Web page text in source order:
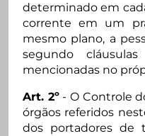
determinado em
corrente em um
mesmo plano, a
segundo
mencionadas no
Art. 2º- O Controle
órgãos referidos
dos portadores de